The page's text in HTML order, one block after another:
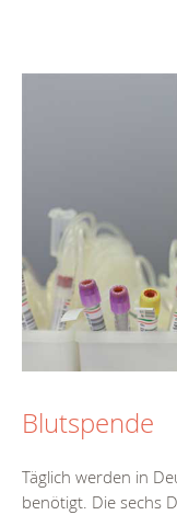
Blutspende
Täglich werden in
benötigt. Die sechs